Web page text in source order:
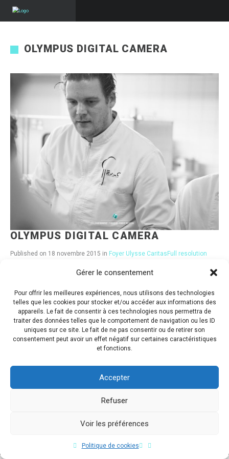
Gérer le consentement
Pour offrir les meilleures expériences, nous utilisons des technologies
telles que les cookies pour stocker et/ou accéder aux informations des
appareils. Le fait de consentir à ces technologies nous permettra de
traiter des données telles que le comportement de navigation ou les ID
uniques sur ce site. Le fait de ne pas consentir ou de retirer son
consentement peut avoir un effet négatif sur certaines caractéristiques
et fonctions.
Accepter
Refuser
Voir les préférences
Politique de cookies
OLYMPUS DIGITAL CAMERA
OLYMPUS DIGITAL CAMERA
Published on 18 novembre 2015 in Foyer Ulysse Caritas Full resolution
Copyright © 2017 Flavio Da Costa. All Rights Reserved.